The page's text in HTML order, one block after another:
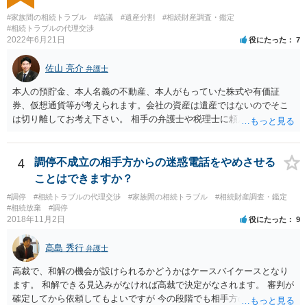
産分割に関係ない(と思われる)いきさつを沢山盛り込むことだと考えま
す(あくまで遺産分割に関係することに留める方が、裁判所や調停委員
の方に事情を理解してもらいやすいと思います)。
#家族間の相続トラブル #協議 #遺産分割
#相続財産調査・鑑定
#相続トラブルの代理交渉
2022年6月21日 役にたった 7
佐山 亮介 弁護士
本人の預貯金、本人名義の不動産、本人がもっていた株式や有価証
券、仮想通貨等が考えられます。会社の資産は遺産ではないのでそこ
は切り離してお考え下さい。 相手の弁護士や税理士に頼んでも守秘義
意に開示を求め、応じなければ「調査嘱託」という手続きを使って銀
行等に照会をかけることになるでしょう。 不動産は、相続登記が済ん
でいなければ市役所ないし区役所に、お子様と義父様のつながりがわ
かる戸籍一式を揃えてもちこみ、「名寄せ」という手続きをすると、
分かると思います。遺産分割協議書の偽造等により既に相続登記され
てしまっている場合は、住所などに当たりをつけて登記名義を調べて
すが、現代では、各々が自由に価格設定をしていますので、特に相場
はお示しできません。ただし、かつて日本弁護士連合会が設けていた
報酬基準を踏まえて価格設定している弁護士は一定数いると思います
ので、それが一応の目安となるでしょう。
4
調停不成立の相手方からの迷惑電話をやめさせる
ことはできますか？
#調停 #相続トラブルの代理交渉 #家族間の相続トラブル
#相続財産調査・鑑定
#相続放棄
#調停
2018年11月2日 役にたった 9
高島 秀行 弁護士
高裁で、和解の機会が設けられるかどうかはケースバイケースとなり
ます。 和解できる見込みがなければ高裁で決定がなされます。 審判が
確定してから依頼してもよいですが 今の段階でも相手方の連絡が迷惑